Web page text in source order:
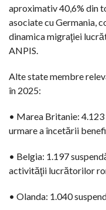
aproximativ 40,6% din
asociate cu Germania,
dinamica migraţiei
ANPIS.
Alte state membre
în 2025:
• Marea Britanie:
urmare a încetării
• Belgia: 1.197
activităţii lucrătorilor
• Olanda: 1.040